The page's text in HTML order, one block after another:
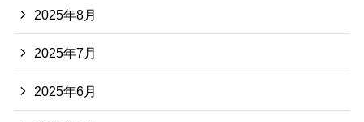
2025年8月
2025年7月
2025年6月